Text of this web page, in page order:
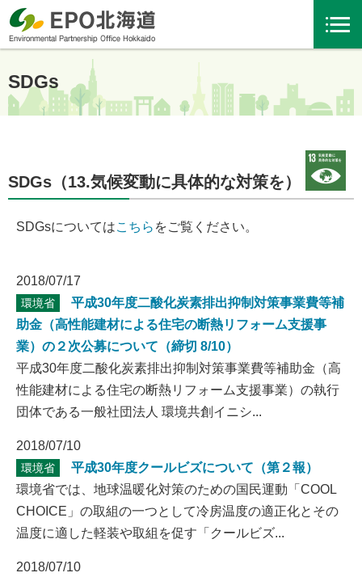
SDGs
SDGs（13.気候変動に具体的な対策を）
SDGsについてはこちら をご覧ください。
2018/07/17
環境省
平成30年度二酸化炭素排出抑制対策事業費等補
助金（高性能建材による住宅の断熱リフォーム支援事
業）の２次公募について（締切 8/10）
平成30年度二酸化炭素排出抑制対策事業費等補助金（高
性能建材による住宅の断熱リフォーム支援事業）の執行
団体である一般社団法人 環境共創イニシ...
2018/07/10
環境省
平成30年度クールビズについて（第２報）
環境省では、地球温暖化対策のための国民運動「COOL
CHOICE」の取組の一つとして冷房温度の適正化とその
温度に適した軽装や取組を促す「クールビズ...
2018/07/10